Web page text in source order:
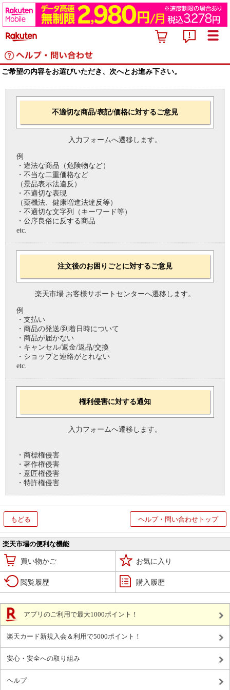
ご希望の内容をお選びいただき、次へとお進み下さい。
不適切な商品/表記/価格に対するご意見
入力フォームへ遷移します。
例
・違法な商品（危険物など）
・不当な二重価格など
（景品表示法違反）
・不適切な表現
（薬機法、健康増進法違反等）
・不適切な文字列（キーワード等）
・公序良俗に反する商品
etc.
注文後のお困りごとに対するご意見
楽天市場 お客様サポートセンターへ遷移します。
例
・支払い
・商品の発送/到着日時について
・商品が届かない
・キャンセル/返金/返品/交換
・ショップと連絡がとれない
etc.
権利侵害に対する通知
入力フォームへ遷移します。
・商標権侵害
・著作権侵害
・意匠権侵害
・特許権侵害
もどる ヘルプ・問い合わせトップ
楽天市場の便利な機能
買い物かご お気に入り
閲覧履歴 購入履歴
アプリのご利用で最大1000ポイント！
楽天カード新規入会＆利用で5000ポイント！
安心・安全への取り組み
ヘルプ